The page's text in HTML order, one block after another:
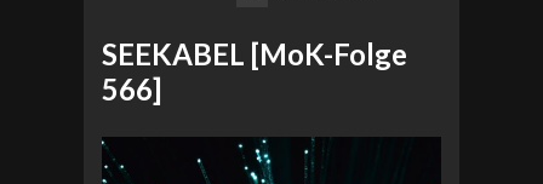
SEEKABEL [MoK-Folge
566]